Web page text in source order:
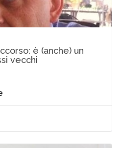
è (anche) un
vecchi